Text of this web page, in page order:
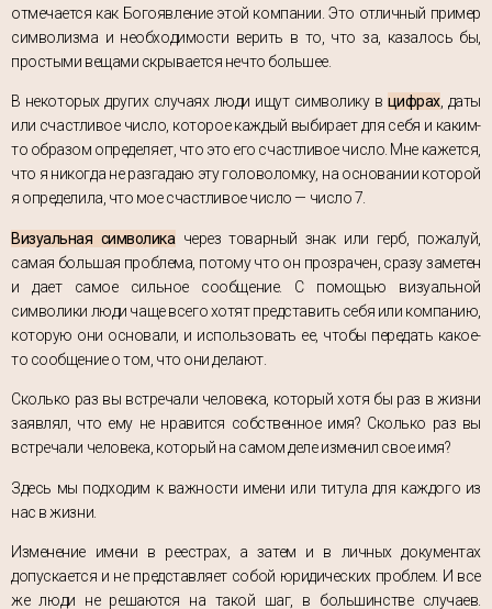
отмечается как Богоявление этой компании. Это отличный пример
символизма и необходимости верить в то, что за, казалось бы,
простыми вещами скрывается нечто большее.
В некоторых других случаях люди ищут символику в цифрах, даты
или счастливое число, которое каждый выбирает для себя и каким-
то образом определяет, что это его счастливое число. Мне кажется,
что я никогда не разгадаю эту головоломку, на основании которой
я определила, что мое счастливое число — число 7.
Визуальная символика через товарный знак или герб, пожалуй,
самая большая проблема, потому что он прозрачен, сразу заметен
и дает самое сильное сообщение. С помощью визуальной
символики люди чаще всего хотят представить себя или компанию,
которую они основали, и использовать ее, чтобы передать какое-
то сообщение о том, что они делают.
Сколько раз вы встречали человека, который хотя бы раз в жизни
заявлял, что ему не нравится собственное имя? Сколько раз вы
встречали человека, который на самом деле изменил свое имя?
Здесь мы подходим к важности имени или титула для каждого из
нас в жизни.
Изменение имени в реестрах, а затем и в личных документах
допускается и не представляет собой юридических проблем. И все
же люди не решаются на такой шаг, в большинстве случаев.